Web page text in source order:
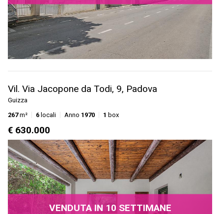
Vil. Via Jacopone da Todi, 9, Padova
Guizza
267m² 6 locali Anno 1970 1 box
€ 630.000
VENDUTA IN 10 SETTIMANE